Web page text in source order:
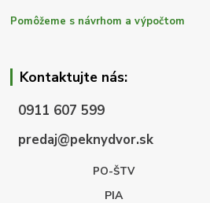
Pomôžeme s návrhom a výpočtom
Kontaktujte nás:
0911 607 599
predaj@peknydvor.sk
PO-ŠTV
PIA